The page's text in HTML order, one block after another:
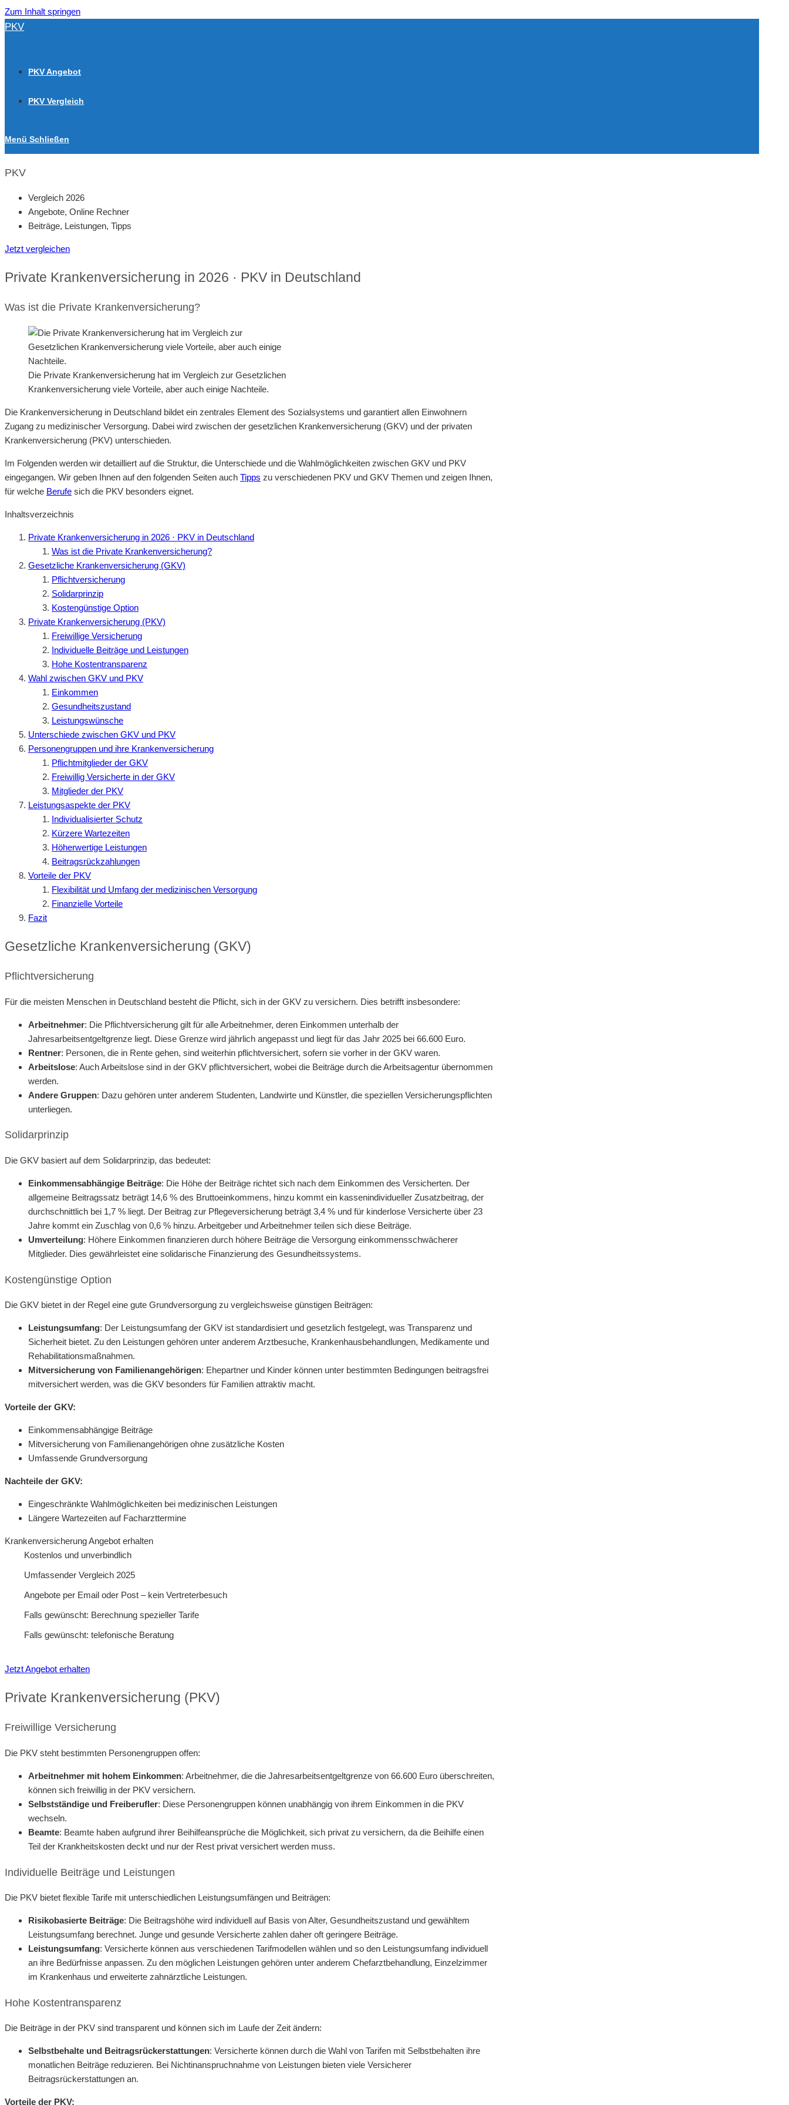
Zum Inhalt springen
PKV
PKV Angebot
PKV Vergleich
Menü Schließen
PKV
Vergleich 2026
Angebote, Online Rechner
Beiträge, Leistungen, Tipps
Jetzt vergleichen
Private Krankenversicherung in 2026 · PKV in Deutschland
Was ist die Private Krankenversicherung?
Die Private Krankenversicherung hat im Vergleich zur Gesetzlichen
Krankenversicherung viele Vorteile, aber auch einige Nachteile.
Die Krankenversicherung in Deutschland bildet ein zentrales Element des Sozialsystems und garantiert allen Einwohnern
Zugang zu medizinischer Versorgung. Dabei wird zwischen der gesetzlichen Krankenversicherung (GKV) und der privaten
Krankenversicherung (PKV) unterschieden.
Im Folgenden werden wir detailliert auf die Struktur, die Unterschiede und die Wahlmöglichkeiten zwischen GKV und PKV
eingegangen. Wir geben Ihnen auf den folgenden Seiten auch Tipps zu verschiedenen PKV und GKV Themen und zeigen Ihnen,
für welche Berufe sich die PKV besonders eignet.
Inhaltsverzeichnis
Private Krankenversicherung in 2026 · PKV in Deutschland
Was ist die Private Krankenversicherung?
Gesetzliche Krankenversicherung (GKV)
Pflichtversicherung
Solidarprinzip
Kostengünstige Option
Private Krankenversicherung (PKV)
Freiwillige Versicherung
Individuelle Beiträge und Leistungen
Hohe Kostentransparenz
Wahl zwischen GKV und PKV
Einkommen
Gesundheitszustand
Leistungswünsche
Unterschiede zwischen GKV und PKV
Personengruppen und ihre Krankenversicherung
Pflichtmitglieder der GKV
Freiwillig Versicherte in der GKV
Mitglieder der PKV
Leistungsaspekte der PKV
Individualisierter Schutz
Kürzere Wartezeiten
Höherwertige Leistungen
Beitragsrückzahlungen
Vorteile der PKV
Flexibilität und Umfang der medizinischen Versorgung
Finanzielle Vorteile
Fazit
Gesetzliche Krankenversicherung (GKV)
Pflichtversicherung
Für die meisten Menschen in Deutschland besteht die Pflicht, sich in der GKV zu versichern. Dies betrifft insbesondere:
Arbeitnehmer: Die Pflichtversicherung gilt für alle Arbeitnehmer, deren Einkommen unterhalb der
Jahresarbeitsentgeltgrenze liegt. Diese Grenze wird jährlich angepasst und liegt für das Jahr 2025 bei 66.600 Euro.
Rentner: Personen, die in Rente gehen, sind weiterhin pflichtversichert, sofern sie vorher in der GKV waren.
Arbeitslose: Auch Arbeitslose sind in der GKV pflichtversichert, wobei die Beiträge durch die Arbeitsagentur übernommen
werden.
Andere Gruppen: Dazu gehören unter anderem Studenten, Landwirte und Künstler, die speziellen Versicherungspflichten
unterliegen.
Solidarprinzip
Die GKV basiert auf dem Solidarprinzip, das bedeutet:
Einkommensabhängige Beiträge: Die Höhe der Beiträge richtet sich nach dem Einkommen des Versicherten. Der
allgemeine Beitragssatz beträgt 14,6 % des Bruttoeinkommens, hinzu kommt ein kassenindividueller Zusatzbeitrag, der
durchschnittlich bei 1,7 % liegt. Der Beitrag zur Pflegeversicherung beträgt 3,4 % und für kinderlose Versicherte über 23
Jahre kommt ein Zuschlag von 0,6 % hinzu. Arbeitgeber und Arbeitnehmer teilen sich diese Beiträge.
Umverteilung: Höhere Einkommen finanzieren durch höhere Beiträge die Versorgung einkommensschwächerer
Mitglieder. Dies gewährleistet eine solidarische Finanzierung des Gesundheitssystems.
Kostengünstige Option
Die GKV bietet in der Regel eine gute Grundversorgung zu vergleichsweise günstigen Beiträgen:
Leistungsumfang: Der Leistungsumfang der GKV ist standardisiert und gesetzlich festgelegt, was Transparenz und
Sicherheit bietet. Zu den Leistungen gehören unter anderem Arztbesuche, Krankenhausbehandlungen, Medikamente und
Rehabilitationsmaßnahmen.
Mitversicherung von Familienangehörigen: Ehepartner und Kinder können unter bestimmten Bedingungen beitragsfrei
mitversichert werden, was die GKV besonders für Familien attraktiv macht.
Vorteile der GKV:
Einkommensabhängige Beiträge
Mitversicherung von Familienangehörigen ohne zusätzliche Kosten
Umfassende Grundversorgung
Nachteile der GKV:
Eingeschränkte Wahlmöglichkeiten bei medizinischen Leistungen
Längere Wartezeiten auf Facharzttermine
Krankenversicherung Angebot erhalten
Kostenlos und unverbindlich
Umfassender Vergleich 2025
Angebote per Email oder Post – kein Vertreterbesuch
Falls gewünscht: Berechnung spezieller Tarife
Falls gewünscht: telefonische Beratung
Jetzt Angebot erhalten
Private Krankenversicherung (PKV)
Freiwillige Versicherung
Die PKV steht bestimmten Personengruppen offen:
Arbeitnehmer mit hohem Einkommen: Arbeitnehmer, die die Jahresarbeitsentgeltgrenze von 66.600 Euro überschreiten,
können sich freiwillig in der PKV versichern.
Selbstständige und Freiberufler: Diese Personengruppen können unabhängig von ihrem Einkommen in die PKV
wechseln.
Beamte: Beamte haben aufgrund ihrer Beihilfeansprüche die Möglichkeit, sich privat zu versichern, da die Beihilfe einen
Teil der Krankheitskosten deckt und nur der Rest privat versichert werden muss.
Individuelle Beiträge und Leistungen
Die PKV bietet flexible Tarife mit unterschiedlichen Leistungsumfängen und Beiträgen:
Risikobasierte Beiträge: Die Beitragshöhe wird individuell auf Basis von Alter, Gesundheitszustand und gewähltem
Leistungsumfang berechnet. Junge und gesunde Versicherte zahlen daher oft geringere Beiträge.
Leistungsumfang: Versicherte können aus verschiedenen Tarifmodellen wählen und so den Leistungsumfang individuell
an ihre Bedürfnisse anpassen. Zu den möglichen Leistungen gehören unter anderem Chefarztbehandlung, Einzelzimmer
im Krankenhaus und erweiterte zahnärztliche Leistungen.
Hohe Kostentransparenz
Die Beiträge in der PKV sind transparent und können sich im Laufe der Zeit ändern:
Selbstbehalte und Beitragsrückerstattungen: Versicherte können durch die Wahl von Tarifen mit Selbstbehalten ihre
monatlichen Beiträge reduzieren. Bei Nichtinanspruchnahme von Leistungen bieten viele Versicherer
Beitragsrückerstattungen an.
Vorteile der PKV: